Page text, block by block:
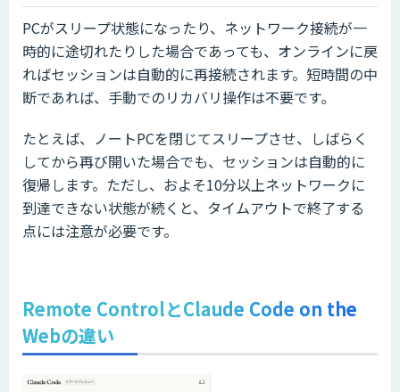
PCがスリープ状態になったり、ネットワーク接続が一
時的に途切れたりした場合であっても、オンラインに戻
ればセッションは自動的に再接続されます。短時間の中
断であれば、手動でのリカバリ操作は不要です。
たとえば、ノートPCを閉じてスリープさせ、しばらく
してから再び開いた場合でも、セッションは自動的に
復帰します。ただし、およそ10分以上ネットワークに
到達できない状態が続くと、タイムアウトで終了する
点には注意が必要です。
Remote ControlとClaude Code on the
Webの違い